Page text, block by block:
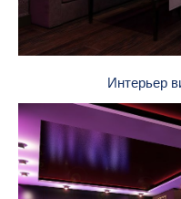
Интерьер